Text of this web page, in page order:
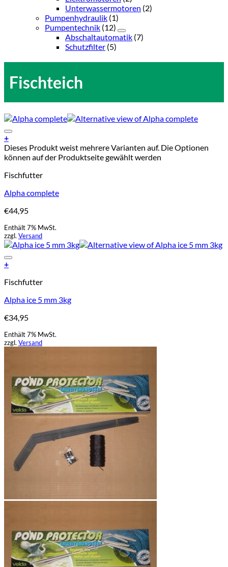
Unterwassermotoren (2)
Pumpenhydraulik (1)
Pumpentechnik (12)
Abschaltautomatik (7)
Schutzfilter (5)
Fischteich
+
Dieses Produkt weist mehrere Varianten auf. Die Optionen
können auf der Produktseite gewählt werden
Fischfutter
Alpha complete
€44,95
Enthält 7% MwSt.
zzgl. Versand
+
Fischfutter
Alpha ice 5 mm 3kg
€34,95
Enthält 7% MwSt.
zzgl. Versand